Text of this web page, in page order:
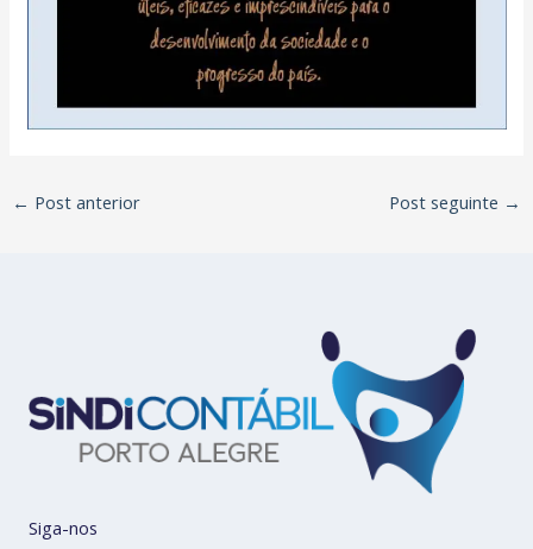
← Post anterior Post seguinte →
Siga-nos